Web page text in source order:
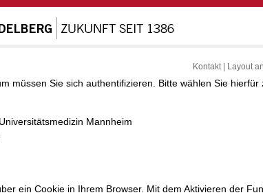
Kontakt Layout
müssen Sie sich authentifizieren. Bitte wählen Sie hierfür
Universitätsmedizin Mannheim
ein Cookie in Ihrem Browser. Mit dem Aktivieren der